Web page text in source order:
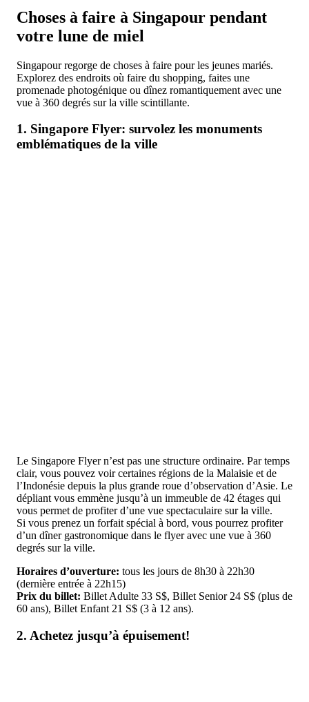
Choses à faire à Singapour pendant
votre lune de miel
Singapour regorge de choses à faire pour les jeunes mariés.
Explorez des endroits où faire du shopping, faites une
promenade photogénique ou dînez romantiquement avec une
vue à 360 degrés sur la ville scintillante.
1. Singapore Flyer: survolez les monuments
emblématiques de la ville
Le Singapore Flyer n’est pas une structure ordinaire. Par temps
clair, vous pouvez voir certaines régions de la Malaisie et de
l’Indonésie depuis la plus grande roue d’observation d’Asie. Le
dépliant vous emmène jusqu’à un immeuble de 42 étages qui
vous permet de profiter d’une vue spectaculaire sur la ville.
Si vous prenez un forfait spécial à bord, vous pourrez profiter
d’un dîner gastronomique dans le flyer avec une vue à 360
degrés sur la ville.
Horaires d’ouverture: tous les jours de 8h30 à 22h30
(dernière entrée à 22h15)
Prix ​​du billet: Billet Adulte 33 S$, Billet Senior 24 S$ (plus de
60 ans), Billet Enfant 21 S$ (3 à 12 ans).
2. Achetez jusqu’à épuisement!